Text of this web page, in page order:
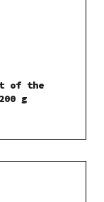
of the
g